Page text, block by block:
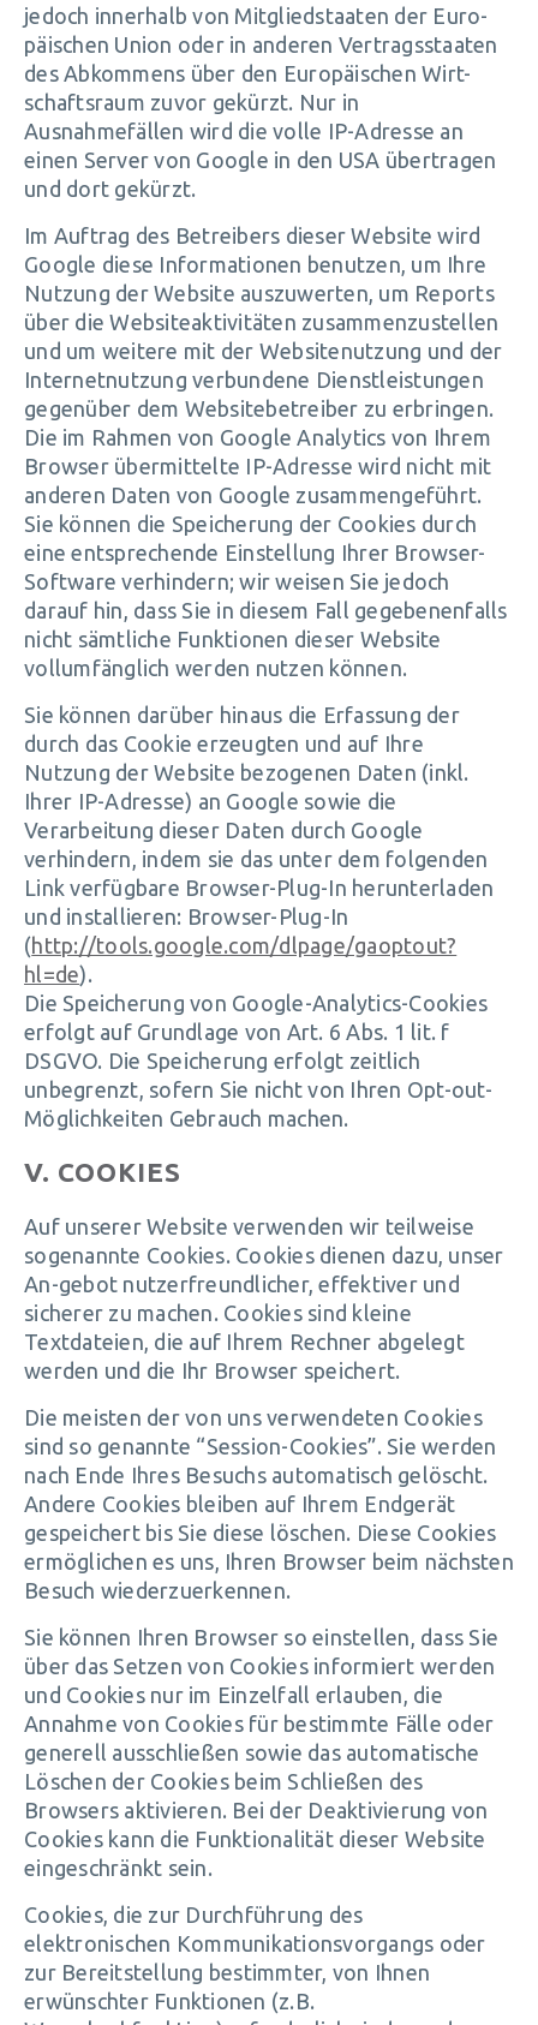
jedoch innerhalb von Mitgliedstaaten der Euro-
päischen Union oder in anderen Vertragsstaaten
des Abkommens über den Europäischen Wirt-
schaftsraum zuvor gekürzt. Nur in
Ausnahmefällen wird die volle IP-Adresse an
einen Server von Google in den USA übertragen
und dort gekürzt.
Im Auftrag des Betreibers dieser Website wird
Google diese Informationen benutzen, um Ihre
Nutzung der Website auszuwerten, um Reports
über die Websiteaktivitäten zusammenzustellen
und um weitere mit der Websitenutzung und der
Internetnutzung verbundene Dienstleistungen
gegenüber dem Websitebetreiber zu erbringen.
Die im Rahmen von Google Analytics von Ihrem
Browser übermittelte IP-Adresse wird nicht mit
anderen Daten von Google zusammengeführt.
Sie können die Speicherung der Cookies durch
eine entsprechende Einstellung Ihrer Browser-
Software verhindern; wir weisen Sie jedoch
darauf hin, dass Sie in diesem Fall gegebenenfalls
nicht sämtliche Funktionen dieser Website
vollumfänglich werden nutzen können.
Sie können darüber hinaus die Erfassung der
durch das Cookie erzeugten und auf Ihre
Nutzung der Website bezogenen Daten (inkl.
Ihrer IP-Adresse) an Google sowie die
Verarbeitung dieser Daten durch Google
verhindern, indem sie das unter dem folgenden
Link verfügbare Browser-Plug-In herunterladen
und installieren: Browser-Plug-In
(http://tools.google.com/dlpage/gaoptout?
hl=de).
Die Speicherung von Google-Analytics-Cookies
erfolgt auf Grundlage von Art. 6 Abs. 1 lit. f
DSGVO. Die Speicherung erfolgt zeitlich
unbegrenzt, sofern Sie nicht von Ihren Opt-out-
Möglichkeiten Gebrauch machen.
V. COOKIES
Auf unserer Website verwenden wir teilweise
sogenannte Cookies. Cookies dienen dazu, unser
An-gebot nutzerfreundlicher, effektiver und
sicherer zu machen. Cookies sind kleine
Textdateien, die auf Ihrem Rechner abgelegt
werden und die Ihr Browser speichert.
Die meisten der von uns verwendeten Cookies
sind so genannte “Session-Cookies”. Sie werden
nach Ende Ihres Besuchs automatisch gelöscht.
Andere Cookies bleiben auf Ihrem Endgerät
gespeichert bis Sie diese löschen. Diese Cookies
ermöglichen es uns, Ihren Browser beim nächsten
Besuch wiederzuerkennen.
Sie können Ihren Browser so einstellen, dass Sie
über das Setzen von Cookies informiert werden
und Cookies nur im Einzelfall erlauben, die
Annahme von Cookies für bestimmte Fälle oder
generell ausschließen sowie das automatische
Löschen der Cookies beim Schließen des
Browsers aktivieren. Bei der Deaktivierung von
Cookies kann die Funktionalität dieser Website
eingeschränkt sein.
Cookies, die zur Durchführung des
elektronischen Kommunikationsvorgangs oder
zur Bereitstellung bestimmter, von Ihnen
erwünschter Funktionen (z.B.